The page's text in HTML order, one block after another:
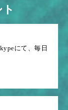
にて、毎日